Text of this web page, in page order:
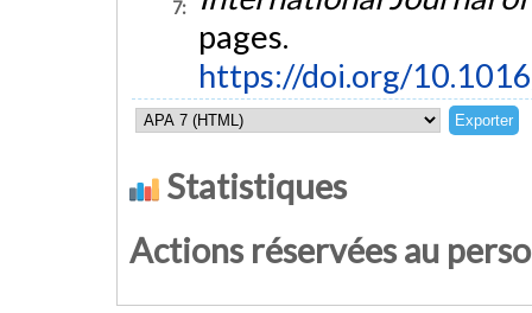
7:
pages.
https://doi.org/
Statistiques
Actions réservées au